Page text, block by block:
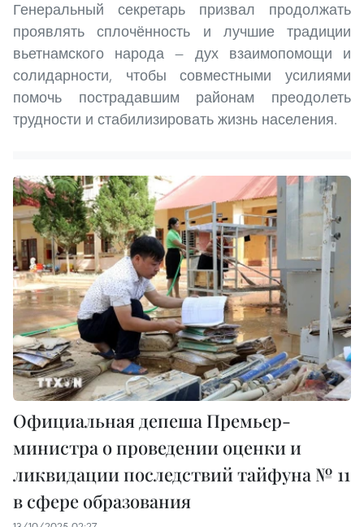
Генеральный секретарь призвал продолжать
проявлять сплочённость и лучшие традиции
вьетнамского народа — дух взаимопомощи и
солидарности, чтобы совместными усилиями
помочь пострадавшим районам преодолеть
трудности и стабилизировать жизнь населения.
Официальная депеша Премьер-
министра о проведении оценки и
ликвидации последствий тайфуна № 11
в сфере образования